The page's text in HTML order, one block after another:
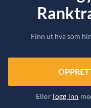
Finn ut hva som
Eller logg inn